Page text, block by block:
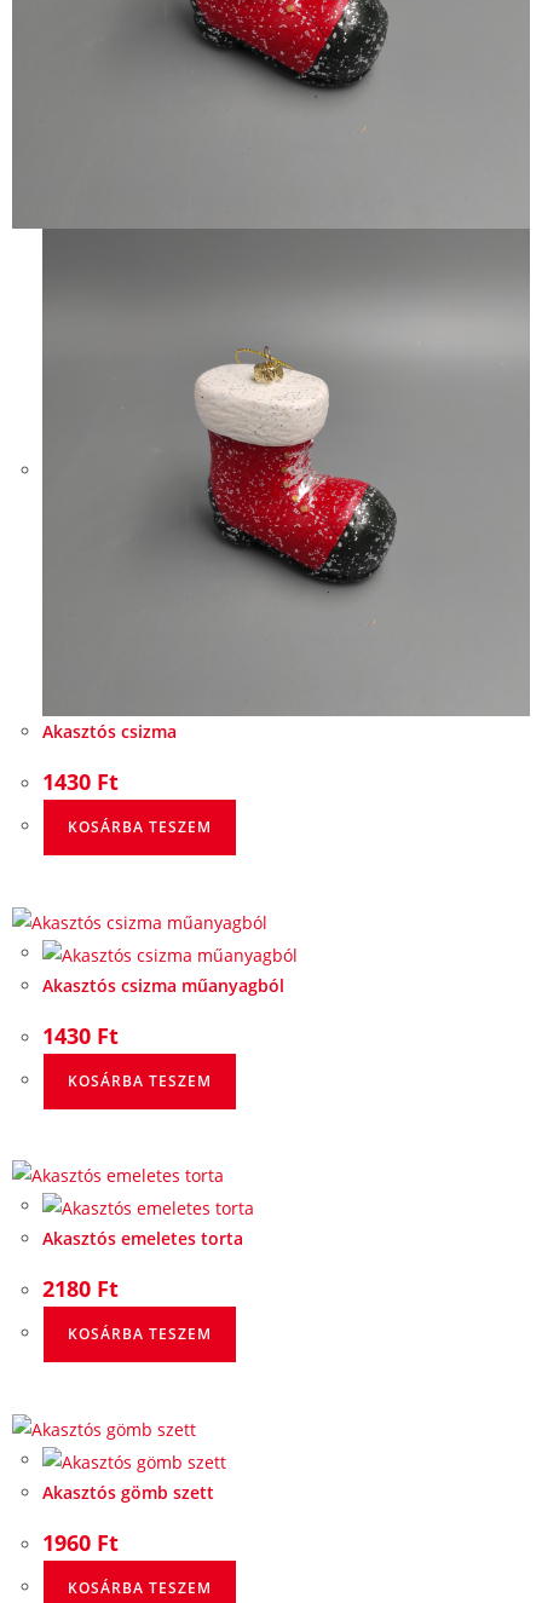
Akasztós csizma
1430 Ft
KOSÁRBA TESZEM
Akasztós csizma műanyagból
1430 Ft
KOSÁRBA TESZEM
Akasztós emeletes torta
2180 Ft
KOSÁRBA TESZEM
Akasztós gömb szett
1960 Ft
KOSÁRBA TESZEM